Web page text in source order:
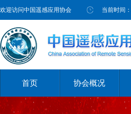
欢迎访问中国遥感应用协会 当前时间：
首页 协会概况